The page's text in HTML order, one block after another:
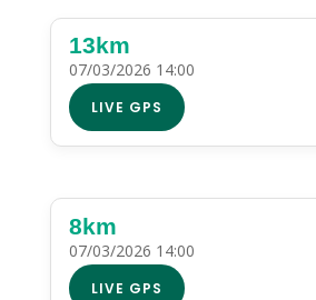
13km
07/03/2026 14:00
LIVE GPS
8km
07/03/2026 14:00
LIVE GPS